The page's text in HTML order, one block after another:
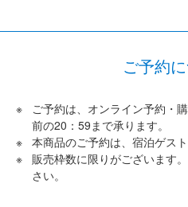
ご予約
ご予約は、オンライン予約・
前の20：59まで承ります。
本商品のご予約は、宿泊ゲス
販売枠数に限りがございます
さい。